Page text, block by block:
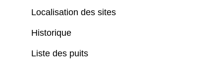
Localisation des sites
Historique
Liste des puits